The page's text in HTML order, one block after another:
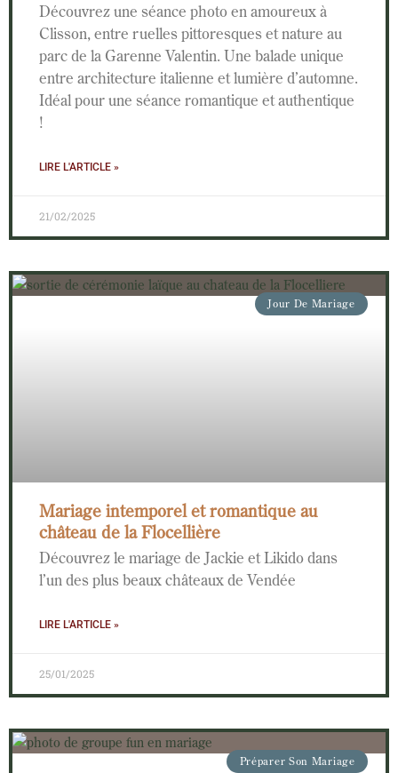
Découvrez une séance photo en amoureux à
Clisson, entre ruelles pittoresques et nature au
parc de la Garenne Valentin. Une balade unique
entre architecture italienne et lumière d’automne.
Idéal pour une séance romantique et authentique
!
LIRE L'ARTICLE »
21/02/2025
Jour De Mariage
Mariage intemporel et romantique au
château de la Flocellière
Découvrez le mariage de Jackie et Likido dans
l’un des plus beaux châteaux de Vendée
LIRE L'ARTICLE »
25/01/2025
Préparer Son Mariage